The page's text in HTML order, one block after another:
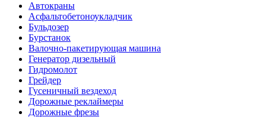
Автокраны
Асфальтобетоноукладчик
Бульдозер
Бурстанок
Валочно-пакетирующая машина
Генератор дизельный
Гидромолот
Грейдер
Гусеничный вездеход
Дорожные реклаймеры
Дорожные фрезы